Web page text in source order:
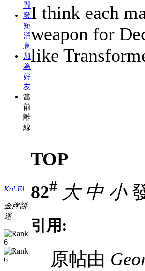
間
發
短
消
息
加
為
好
友
當
前
離
線
I think each
weapon for
like
TOP
Kal-El
金牌餅
迷
82# 大 中 小
引用:
原帖由